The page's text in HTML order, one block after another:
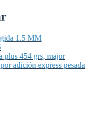
1.5 MM
plus 454 grs, major
adición express pesada